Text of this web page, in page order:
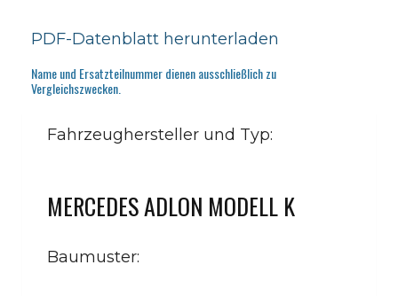
PDF-Datenblatt herunterladen
Name und Ersatzteilnummer dienen ausschließlich zu
Vergleichszwecken.
Fahrzeughersteller und Typ:
MERCEDES ADLON MODELL K
Baumuster: